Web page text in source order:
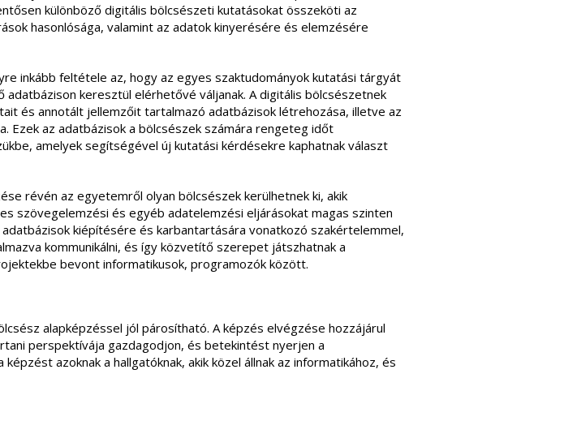
különböző digitális bölcsészeti kutatásokat összeköti az
hasonlósága, valamint az adatok kinyerésére és elemzésére
inkább feltétele az, hogy az egyes szaktudományok kutatási tárgyát
keresztül elérhetővé váljanak. A digitális bölcsészetnek
és annotált jellemzőit tartalmazó adatbázisok létrehozása, illetve az
Ezek az adatbázisok a bölcsészek számára rengeteg időt
amelyek segítségével új kutatási kérdésekre kaphatnak választ
révén az egyetemről olyan bölcsészek kerülhetnek ki, akik
szövegelemzési és egyéb adatelemzési eljárásokat magas szinten
kiépítésére és karbantartására vonatkozó szakértelemmel,
kommunikálni, és így közvetítő szerepet játszhatnak a
bevont informatikusok, programozók között.
alapképzéssel jól párosítható. A képzés elvégzése hozzájárul
perspektívája gazdagodjon, és betekintést nyerjen a
azoknak a hallgatóknak, akik közel állnak az informatikához, és